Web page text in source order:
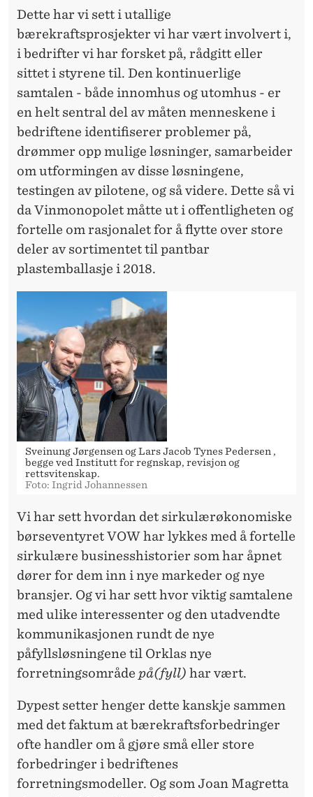
Dette har vi sett i utallige
bærekraftsprosjekter vi har vært involvert i,
i bedrifter vi har forsket på, rådgitt eller
sittet i styrene til. Den kontinuerlige
samtalen - både innomhus og utomhus - er
en helt sentral del av måten menneskene i
bedriftene identifiserer problemer på,
drømmer opp mulige løsninger, samarbeider
om utformingen av disse løsningene,
testingen av pilotene, og så videre. Dette så vi
da Vinmonopolet måtte ut i offentligheten og
fortelle om rasjonalet for å flytte over store
deler av sortimentet til pantbar
plastemballasje i 2018.
Sveinung Jørgensen og Lars Jacob Tynes Pedersen ,
begge ved Institutt for regnskap, revisjon og
rettsvitenskap.
Foto: Ingrid Johannessen
Vi har sett hvordan det sirkulærøkonomiske
børseventyret VOW har lykkes med å fortelle
sirkulære businesshistorier som har åpnet
dører for dem inn i nye markeder og nye
bransjer. Og vi har sett hvor viktig samtalene
med ulike interessenter og den utadvendte
kommunikasjonen rundt de nye
påfyllsløsningene til Orklas nye
forretningsområde på(fyll) har vært.
Dypest setter henger dette kanskje sammen
med det faktum at bærekraftsforbedringer
ofte handler om å gjøre små eller store
forbedringer i bedriftenes
forretningsmodeller. Og som Joan Magretta